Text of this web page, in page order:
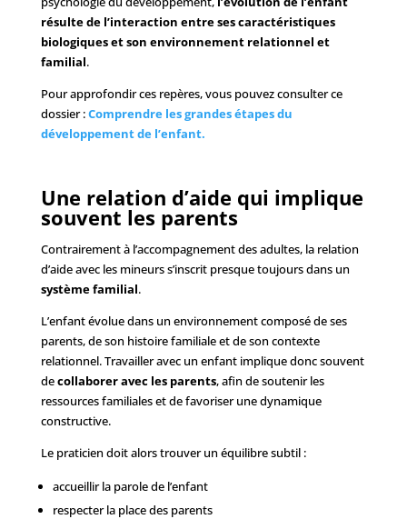
résulte de l’interaction entre ses caractéristiques
biologiques et son environnement relationnel et
familial.
Pour approfondir ces repères, vous pouvez consulter ce
dossier :Comprendre les grandes étapes du
développement de l’enfant.
Une relation d’aide qui implique
souvent les parents
Contrairement à l’accompagnement des adultes, la relation
d’aide avec les mineurs s’inscrit presque toujours dans un
système familial.
L’enfant évolue dans un environnement composé de ses
parents, de son histoire familiale et de son contexte
relationnel. Travailler avec un enfant implique donc souvent
decollaborer avec les parents, afin de soutenir les
ressources familiales et de favoriser une dynamique
constructive.
Le praticien doit alors trouver un équilibre subtil :
accueillir la parole de l’enfant
respecter la place des parents